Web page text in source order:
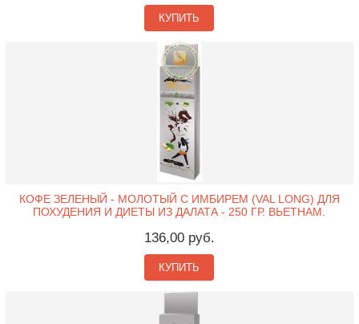
КУПИТЬ
КОФЕ ЗЕЛЕНЫЙ - МОЛОТЫЙ С ИМБИРЕМ (VAL LONG) ДЛЯ
ПОХУДЕНИЯ И ДИЕТЫ ИЗ ДАЛАТА - 250 ГР. ВЬЕТНАМ.
136,00 руб.
КУПИТЬ